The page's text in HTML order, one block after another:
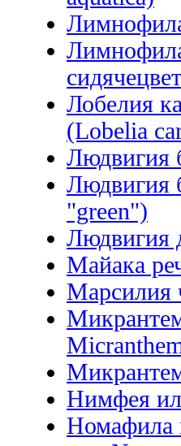
Лобелия
(Lobelia
Людвигия
Людвигия
"green")
Людвигия
Майака
Марсилия
Нимфея
Номафила